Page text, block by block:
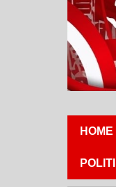
HOME